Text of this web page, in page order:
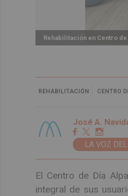
Rehabilitación en Centro
REHABILITACIÓN CENTRO
José A.
LA VOZ
El Centro de Día
integral de sus